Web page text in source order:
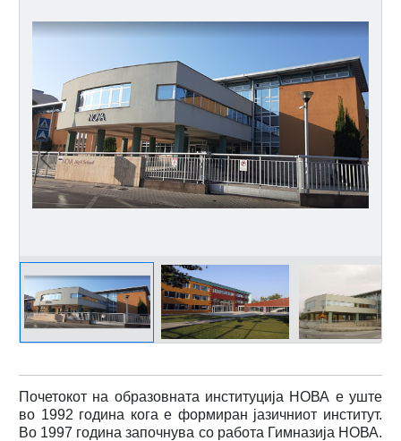
Previous Next
Почетокот на образовната институција НОВА е уште
во 1992 година кога е формиран јазичниот институт.
Во 1997 година започнува со работа Гимназија НОВА.